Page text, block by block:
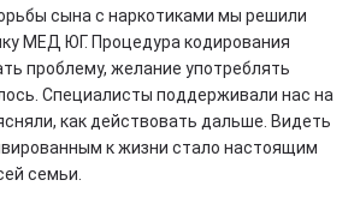
сына с наркотиками мы решили
МЕД ЮГ. Процедура кодирования
проблему, желание употреблять
Специалисты поддерживали нас на
как действовать дальше. Видеть
к жизни стало настоящим
семьи.